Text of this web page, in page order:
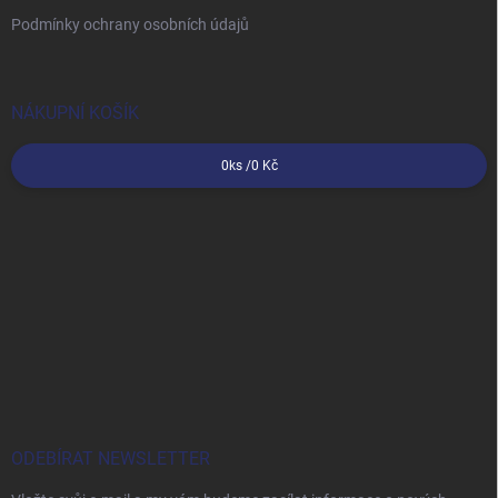
Podmínky ochrany osobních údajů
NÁKUPNÍ KOŠÍK
0ks /0 Kč
ODEBÍRAT NEWSLETTER